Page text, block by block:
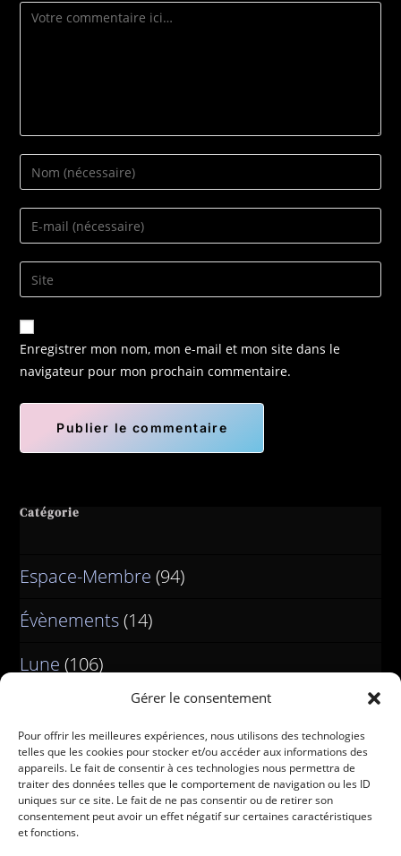
Gérer le consentement
Pour offrir les meilleures expériences, nous utilisons des technologies
telles que les cookies pour stocker et/ou accéder aux informations des
appareils. Le fait de consentir à ces technologies nous permettra de
traiter des données telles que le comportement de navigation ou les ID
uniques sur ce site. Le fait de ne pas consentir ou de retirer son
consentement peut avoir un effet négatif sur certaines caractéristiques
et fonctions.
Enregistrer mon nom, mon e-mail et mon site dans le
navigateur pour mon prochain commentaire.
Catégorie
Espace-Membre (94)
Évènements (14)
Lune (106)